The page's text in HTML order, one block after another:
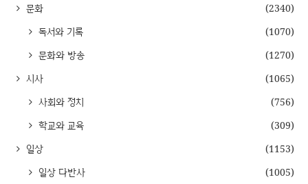
문화
(2340)
독서와 기록
(1070)
문화와 방송
(1270)
시사
(1065)
사회와 정치
(756)
학교와 교육
(309)
일상
(1153)
일상 다반사
(1005)